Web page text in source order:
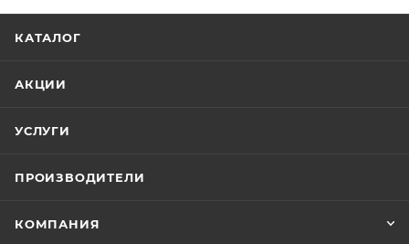
КАТАЛОГ
АКЦИИ
УСЛУГИ
ПРОИЗВОДИТЕЛИ
КОМПАНИЯ